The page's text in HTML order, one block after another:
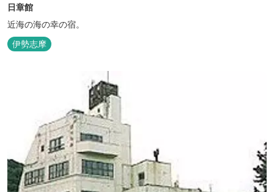
日章館
近海の海の幸の宿。
伊勢志摩